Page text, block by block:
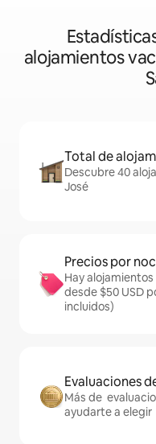
alojamientos
Total de
Descubre 40
José
Precios por
Hay
desde $50 USD
incluidos)
Evaluaciones
Más de
ayudarte a elegir